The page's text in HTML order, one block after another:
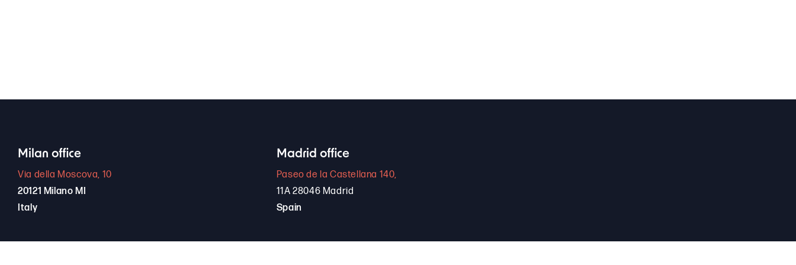
Milan office
Via della Moscova, 10
20121 Milano MI
Italy
Madrid office
Paseo de la Castellana 140,
11A 28046 Madrid
Spain